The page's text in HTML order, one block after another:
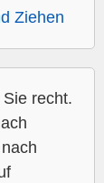
Ziehen
recht.